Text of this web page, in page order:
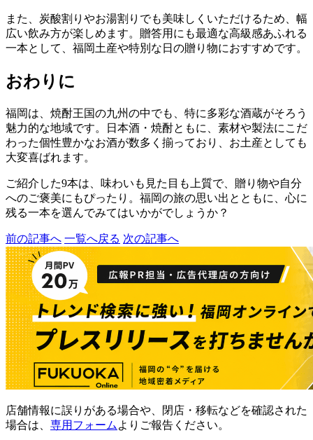
また、炭酸割りやお湯割りでも美味しくいただけるため、幅
広い飲み方が楽しめます。贈答用にも最適な高級感あふれる
一本として、福岡土産や特別な日の贈り物におすすめです。
おわりに
福岡は、焼酎王国の九州の中でも、特に多彩な酒蔵がそろう
魅力的な地域です。日本酒・焼酎ともに、素材や製法にこだ
わった個性豊かなお酒が数多く揃っており、お土産としても
大変喜ばれます。
ご紹介した9本は、味わいも見た目も上質で、贈り物や自分
へのご褒美にもぴったり。福岡の旅の思い出とともに、心に
残る一本を選んでみてはいかがでしょうか？
前の記事へ 一覧へ戻る 次の記事へ
店舗情報に誤りがある場合や、閉店・移転などを確認された
場合は、 専用フォーム よりご報告ください。